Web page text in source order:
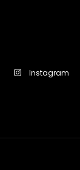
Instagram